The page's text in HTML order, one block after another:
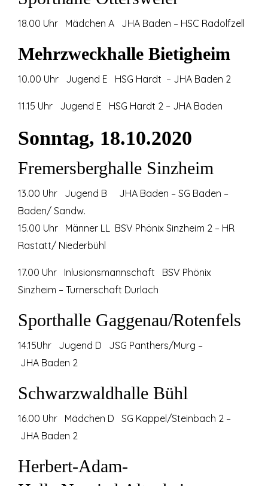
18.00 Uhr Mädchen A JHA Baden – HSC Radolfzell
Mehrzweckhalle Bietigheim
10.00 Uhr Jugend E HSG Hardt – JHA Baden 2
11.15 Uhr Jugend E HSG Hardt 2 – JHA Baden
Sonntag, 18.10.2020
Fremersberghalle Sinzheim
13.00 Uhr Jugend B JHA Baden – SG Baden –
Baden/ Sandw.
15.00 Uhr Männer LL BSV Phönix Sinzheim 2 – HR
Rastatt/ Niederbühl
17.00 Uhr Inlusionsmannschaft BSV Phönix
Sinzheim – Turnerschaft Durlach
Sporthalle Gaggenau/Rotenfels
14.15Uhr Jugend D JSG Panthers/Murg –
JHA Baden 2
Schwarzwaldhalle Bühl
16.00 Uhr Mädchen D SG Kappel/Steinbach 2 –
JHA Baden 2
Herbert-Adam-